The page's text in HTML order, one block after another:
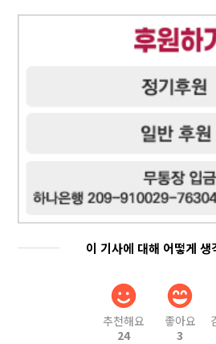
이 기사에 대해 어떻게 생
추천해요
24
좋아요
3